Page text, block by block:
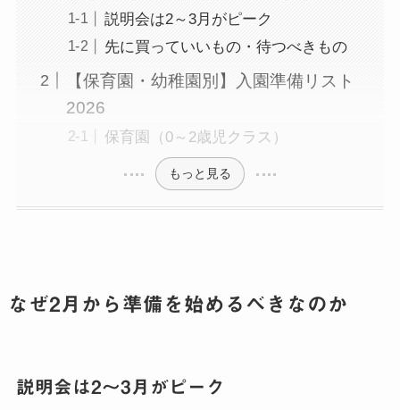
説明会は2～3月がピーク
先に買っていいもの・待つべきもの
【保育園・幼稚園別】入園準備リスト
2026
保育園（0～2歳児クラス）
もっと見る
なぜ2月から準備を始めるべきなのか
説明会は2～3月がピーク